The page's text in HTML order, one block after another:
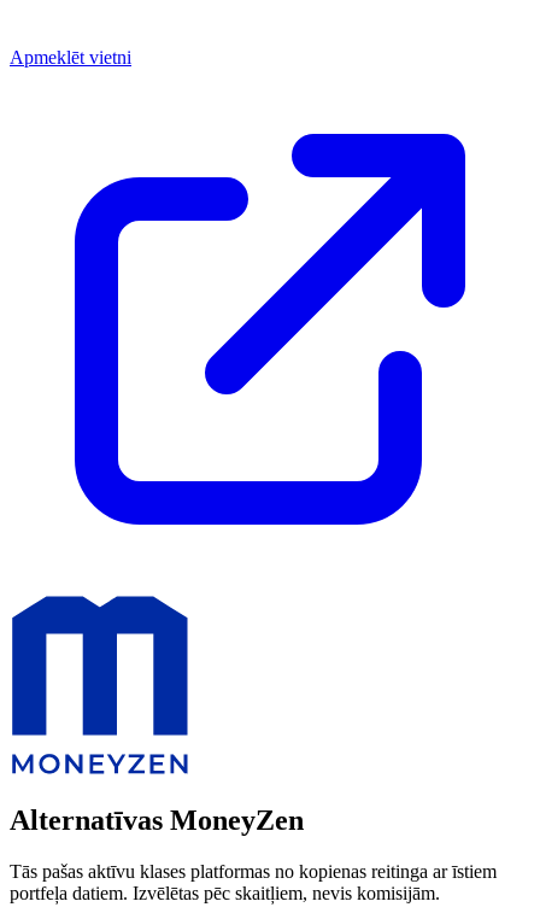
Apmeklēt vietni
Alternatīvas MoneyZen
Tās pašas aktīvu klases platformas no kopienas reitinga ar īstiem
portfeļa datiem. Izvēlētas pēc skaitļiem, nevis komisijām.